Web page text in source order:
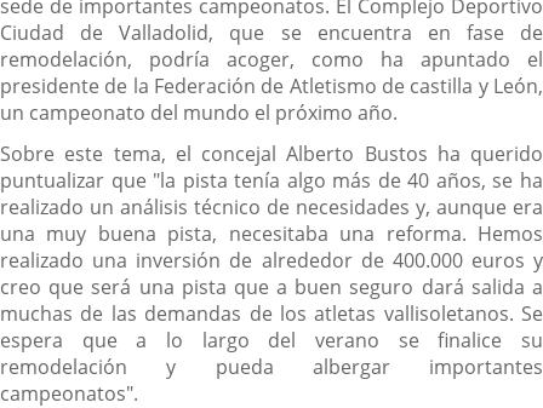
sede de importantes campeonatos. El Complejo Deportivo
Ciudad de Valladolid, que se encuentra en fase de
remodelación, podría acoger, como ha apuntado el
presidente de la Federación de Atletismo de castilla y León,
un campeonato del mundo el próximo año.
Sobre este tema, el concejal Alberto Bustos ha querido
puntualizar que "la pista tenía algo más de 40 años, se ha
realizado un análisis técnico de necesidades y, aunque era
una muy buena pista, necesitaba una reforma. Hemos
realizado una inversión de alrededor de 400.000 euros y
creo que será una pista que a buen seguro dará salida a
muchas de las demandas de los atletas vallisoletanos. Se
espera que a lo largo del verano se finalice su
remodelación y pueda albergar importantes
campeonatos".